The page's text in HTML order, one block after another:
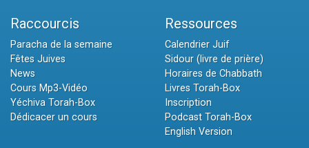
Raccourcis
Paracha de la semaine
Fêtes Juives
News
Cours Mp3-Vidéo
Yéchiva Torah-Box
Dédicacer un cours
Ressources
Calendrier Juif
Sidour (livre de prière)
Horaires de Chabbath
Livres Torah-Box
Inscription
Podcast Torah-Box
English Version